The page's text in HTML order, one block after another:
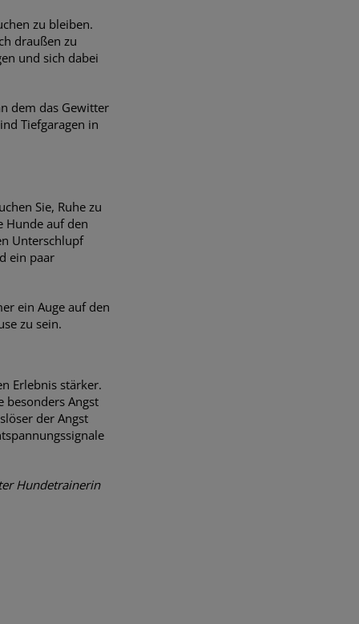
zu bleiben.
draußen zu
und sich dabei
dem das Gewitter
Tiefgaragen in
Sie, Ruhe zu
Hunde auf den
Unterschlupf
ein paar
ein Auge auf den
zu sein.
Erlebnis stärker.
besonders Angst
der Angst
Hundetrainerin